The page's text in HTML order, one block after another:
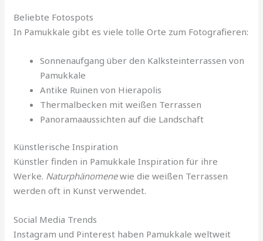
Beliebte Fotospots
In Pamukkale gibt es viele tolle Orte zum Fotografieren:
Sonnenaufgang über den Kalksteinterrassen von
Pamukkale
Antike Ruinen von Hierapolis
Thermalbecken mit weißen Terrassen
Panoramaaussichten auf die Landschaft
Künstlerische Inspiration
Künstler finden in Pamukkale Inspiration für ihre
Werke. Naturphänomenewie die weißen Terrassen
werden oft in Kunst verwendet.
Social Media Trends
Instagram und Pinterest haben Pamukkale weltweit